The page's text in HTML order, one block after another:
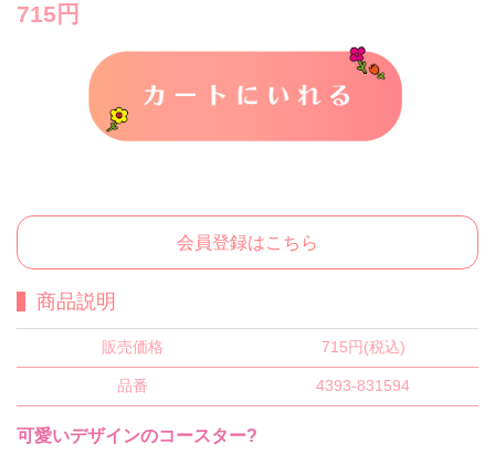
715円
カートに入れる
会員登録はこちら
商品説明
販売価格 715円(税込)
品番 4393-831594
可愛いデザインのコースター?